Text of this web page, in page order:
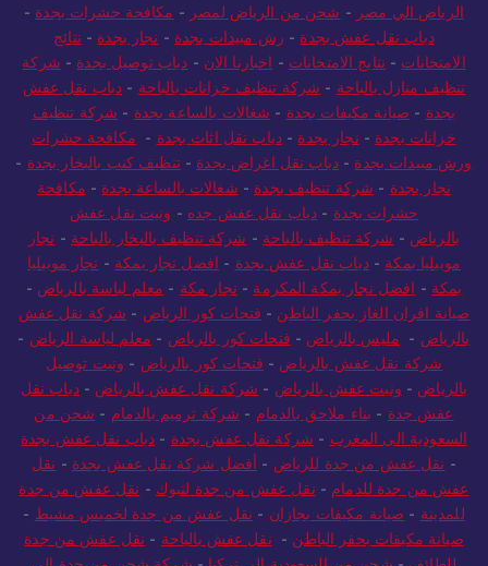
الرياض الي مصر - شحن من الرياض لمصر - مكافحة حشرات بجدة -
دباب نقل عفش بجدة - رش مبيدات بجدة - نجار بجدة - نتائج
الامتحانات - نتايج الامتحانات - اخبارنا الان - دباب توصيل بجدة - شركة
تنظيف منازل بالباحة - شركة تنظيف خزانات بالباحة - دباب نقل عفش
بجدة - صيانة مكيفات بجدة - شغالات بالساعة بجدة - شركة تنظيف
خزانات بجدة - نجار بجدة - دباب نقل اثاث بجدة - مكافحة حشرات
ورش مبيدات بجدة -دباب نقل اغراض بجدة -تنظيف كنب بالبخار بجدة -
نجار بجدة - شركة تنظيف بجدة - شغالات بالساعة بجدة - مكافحة
حشرات بجدة - دباب نقل عفش جده - ونيت نقل عفش
بالرياض - شركة تنظيف بالباحة - شركة تنظيف بالبخار بالباحة - نجار
موبيليا بمكة -دباب نقل عفش بجدة - افضل نجار بمكة - نجار موبيليا
بمكة - افضل نجار بمكة المكرمة - نجار مكة - معلم لياسة بالرياض -
صيانة افران الغاز بحفر الباطن - فتحات كور الرياض - شركة نقل عفش
بالرياض - مليس بالرياض - فتحات كور بالرياض - معلم لياسة الرياض -
شركة نقل عفش بالرياض - فتحات كور بالرياض - ونيت توصيل
بالرياض - ونيت عفش بالرياض - شركة نقل عفش بالرياض -دباب نقل
عفش جدة - بناء ملاحق بالدمام - شركة ترميم بالدمام - شحن من
السعودية الى المغرب - شركة نقل عفش بجدة - دباب نقل عفش بجدة
- نقل عفش من جدة للرياض - أفضل شركة نقل عفش بجدة - نقل
عفش من جدة للدمام - نقل عفش من جدة لتبوك - نقل عفش من جدة
للمدينة - صيانة مكيفات بجازان - نقل عفش من جدة لخميس مشيط -
صيانة مكيفات بحفر الباطن - نقل عفش بالباحة - نقل عفش من جدة